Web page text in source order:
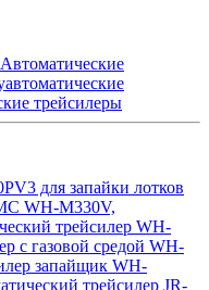
Автоматические
трейсилеры
для запайки лотков
WH-M330V,
трейсилер WH-
с газовой средой WH-
запайщик WH-
трейсилер JR-